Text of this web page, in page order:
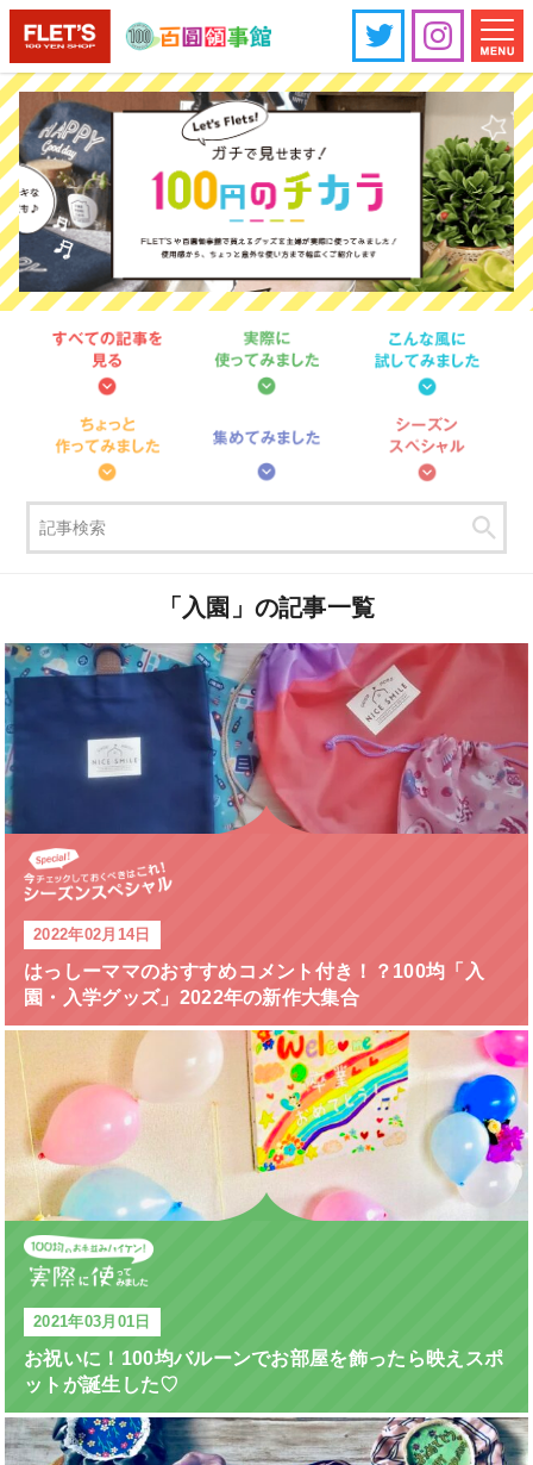
「入園」の記事一覧
2022年02月14日
はっしーママのおすすめコメント付き！？100均「入
園・入学グッズ」2022年の新作大集合
2021年03月01日
お祝いに！100均バルーンでお部屋を飾ったら映えスポ
ットが誕生した♡